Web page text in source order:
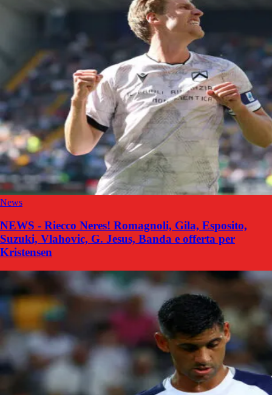
News
NEWS - Riecco Neres! Romagnoli, Gila, Esposito,
Suzuki, Vlahovic, G. Jesus, Banda e offerta per
Kristensen